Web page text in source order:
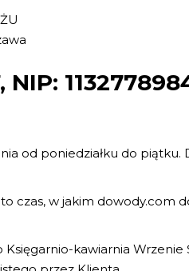
od poniedziałku do
czas, w jakim dowody.com
Księgarnio-kawiarnia